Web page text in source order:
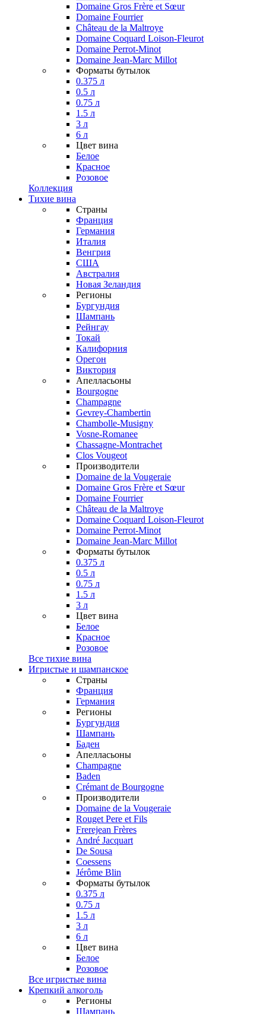
Domaine Gros Frère et Sœur
Domaine Fourrier
Château de la Maltroye
Domaine Coquard Loison-Fleurot
Domaine Perrot-Minot
Domaine Jean-Marc Millot
Форматы бутылок
0.375 л
0.5 л
0.75 л
1.5 л
3 л
6 л
Цвет вина
Белое
Красное
Розовое
Коллекция
Тихие вина
Страны
Франция
Германия
Италия
Венгрия
США
Австралия
Новая Зеландия
Регионы
Бургундия
Шампань
Рейнгау
Токай
Калифорния
Орегон
Виктория
Апелласьоны
Bourgogne
Champagne
Gevrey-Chambertin
Chambolle-Musigny
Vosne-Romanee
Chassagne-Montrachet
Clos Vougeot
Производители
Domaine de la Vougeraie
Domaine Gros Frère et Sœur
Domaine Fourrier
Château de la Maltroye
Domaine Coquard Loison-Fleurot
Domaine Perrot-Minot
Domaine Jean-Marc Millot
Форматы бутылок
0.375 л
0.5 л
0.75 л
1.5 л
3 л
Цвет вина
Белое
Красное
Розовое
Все тихие вина
Игристые и шампанское
Страны
Франция
Германия
Регионы
Бургундия
Шампань
Баден
Апелласьоны
Champagne
Baden
Crémant de Bourgogne
Производители
Domaine de la Vougeraie
Rouget Pere et Fils
Frerejean Frères
André Jacquart
De Sousa
Coessens
Jérôme Blin
Форматы бутылок
0.375 л
0.75 л
1.5 л
3 л
6 л
Цвет вина
Белое
Розовое
Все игристые вина
Крепкий алкоголь
Регионы
Шампань